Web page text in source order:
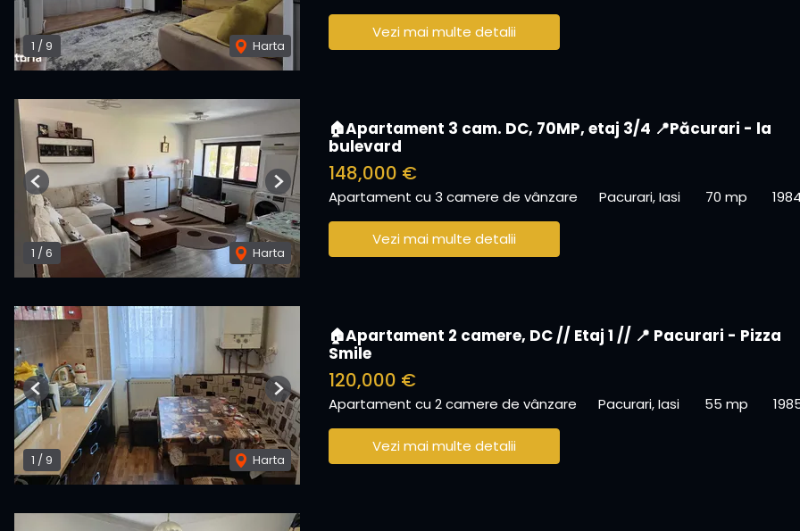
1 / 9 Harta
Vezi mai multe detalii
1 /6 Harta
Previous Next
🏠Apartament 3 cam. DC, 70MP, etaj 3/4 📍Păcurari - la
bulevard
148,000 €
Apartament cu 3 camere de vânzare Pacurari, Iasi 70 mp
Vezi mai multe detalii
1 / 9 Harta
Previous Next
🏠Apartament 2 camere, DC // Etaj 1 // 📍 Pacurari - Pizza
Smile
120,000 €
Apartament cu 2 camere de vânzare Pacurari, Iasi 55 mp
Vezi mai multe detalii